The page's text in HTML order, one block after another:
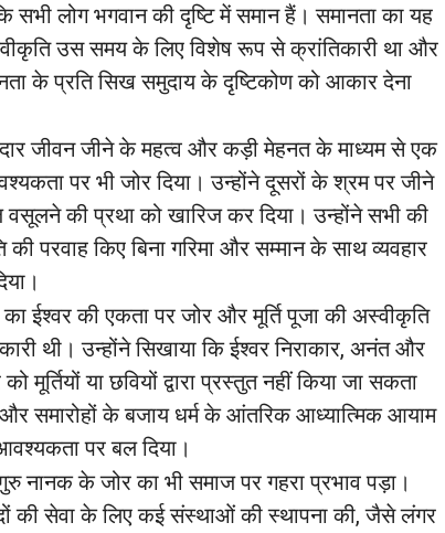
सभी लोग भगवान की दृष्टि में समान हैं। समानता का यह
उस समय के लिए विशेष रूप से क्रांतिकारी था और
के प्रति सिख समुदाय के दृष्टिकोण को आकार देना
जीवन जीने के महत्व और कड़ी मेहनत के माध्यम से एक
पर भी जोर दिया। उन्होंने दूसरों के श्रम पर जीने
की प्रथा को खारिज कर दिया। उन्होंने सभी की
की परवाह किए बिना गरिमा और सम्मान के साथ व्यवहार
ईश्वर की एकता पर जोर और मूर्ति पूजा की अस्वीकृति
थी। उन्होंने सिखाया कि ईश्वर निराकार, अनंत और
मूर्तियों या छवियों द्वारा प्रस्तुत नहीं किया जा सकता
और समारोहों के बजाय धर्म के आंतरिक आध्यात्मिक आयाम
पर बल दिया।
नानक के जोर का भी समाज पर गहरा प्रभाव पड़ा।
की सेवा के लिए कई संस्थाओं की स्थापना की, जैसे लंगर